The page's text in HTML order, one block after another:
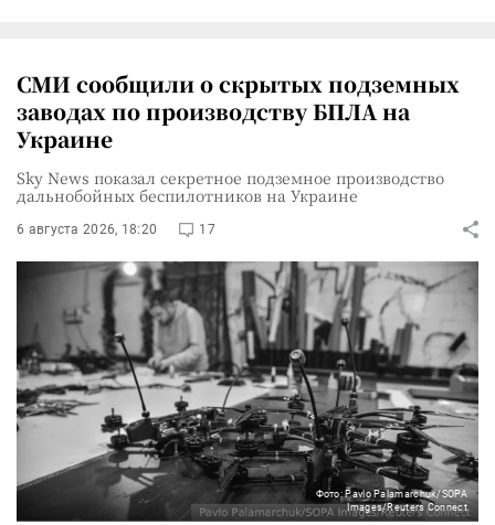
СМИ сообщили о скрытых подземных
заводах по производству БПЛА на
Украине
Sky News показал секретное подземное производство
дальнобойных беспилотников на Украине
6 августа 2026, 18:20 17
Фото: Pavlo Palamarchuk/SOPA
Images/Reuters Connect